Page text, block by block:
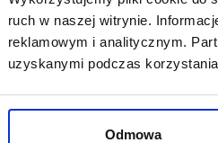
ruch w naszej witrynie.
reklamowym i analitycznym.
uzyskanymi podczas
Odmowa